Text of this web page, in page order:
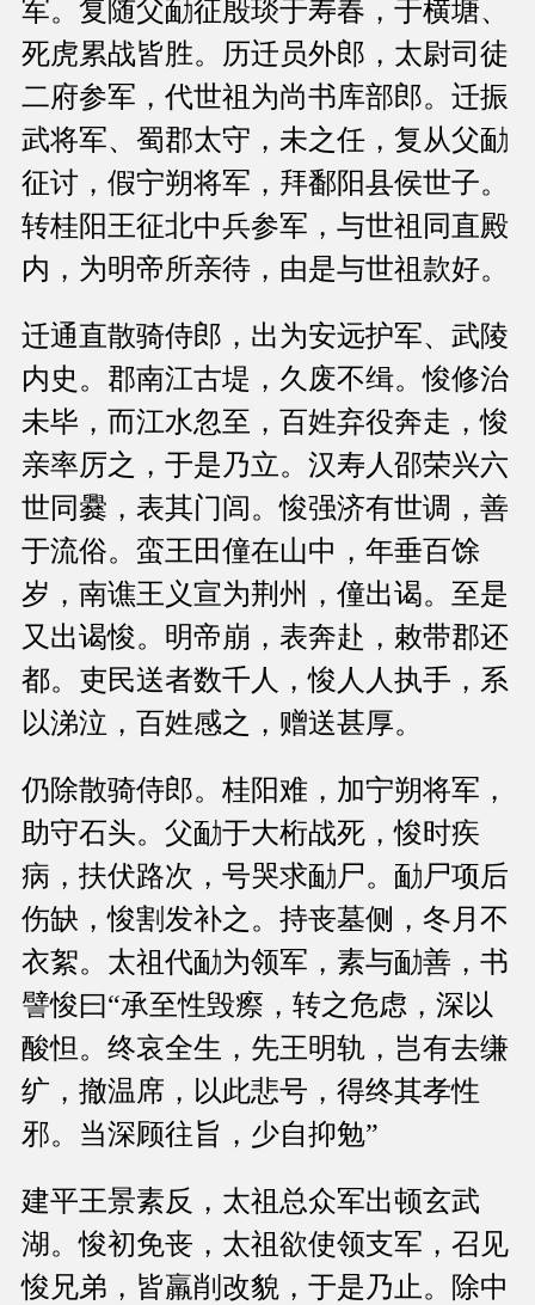
军。复随父勔征殷琰于寿春，于横塘、
死虎累战皆胜。历迁员外郎，太尉司徒
二府参军，代世祖为尚书库部郎。迁振
武将军、蜀郡太守，未之任，复从父勔
征讨，假宁朔将军，拜鄱阳县侯世子。
转桂阳王征北中兵参军，与世祖同直殿
内，为明帝所亲待，由是与世祖款好。
迁通直散骑侍郎，出为安远护军、武陵
内史。郡南江古堤，久废不缉。悛修治
未毕，而江水忽至，百姓弃役奔走，悛
亲率厉之，于是乃立。汉寿人邵荣兴六
世同爨，表其门闾。悛强济有世调，善
于流俗。蛮王田僮在山中，年垂百馀
岁，南谯王义宣为荆州，僮出谒。至是
又出谒悛。明帝崩，表奔赴，敕带郡还
都。吏民送者数千人，悛人人执手，系
以涕泣，百姓感之，赠送甚厚。
仍除散骑侍郎。桂阳难，加宁朔将军，
助守石头。父勔于大桁战死，悛时疾
病，扶伏路次，号哭求勔尸。勔尸项后
伤缺，悛割发补之。持丧墓侧，冬月不
衣絮。太祖代勔为领军，素与勔善，书
譬悛曰“承至性毁瘵，转之危虑，深以
酸怛。终哀全生，先王明轨，岂有去缣
纩，撤温席，以此悲号，得终其孝性
邪。当深顾往旨，少自抑勉”
建平王景素反，太祖总众军出顿玄武
湖。悛初免丧，太祖欲使领支军，召见
悛兄弟，皆羸削改貌，于是乃止。除中